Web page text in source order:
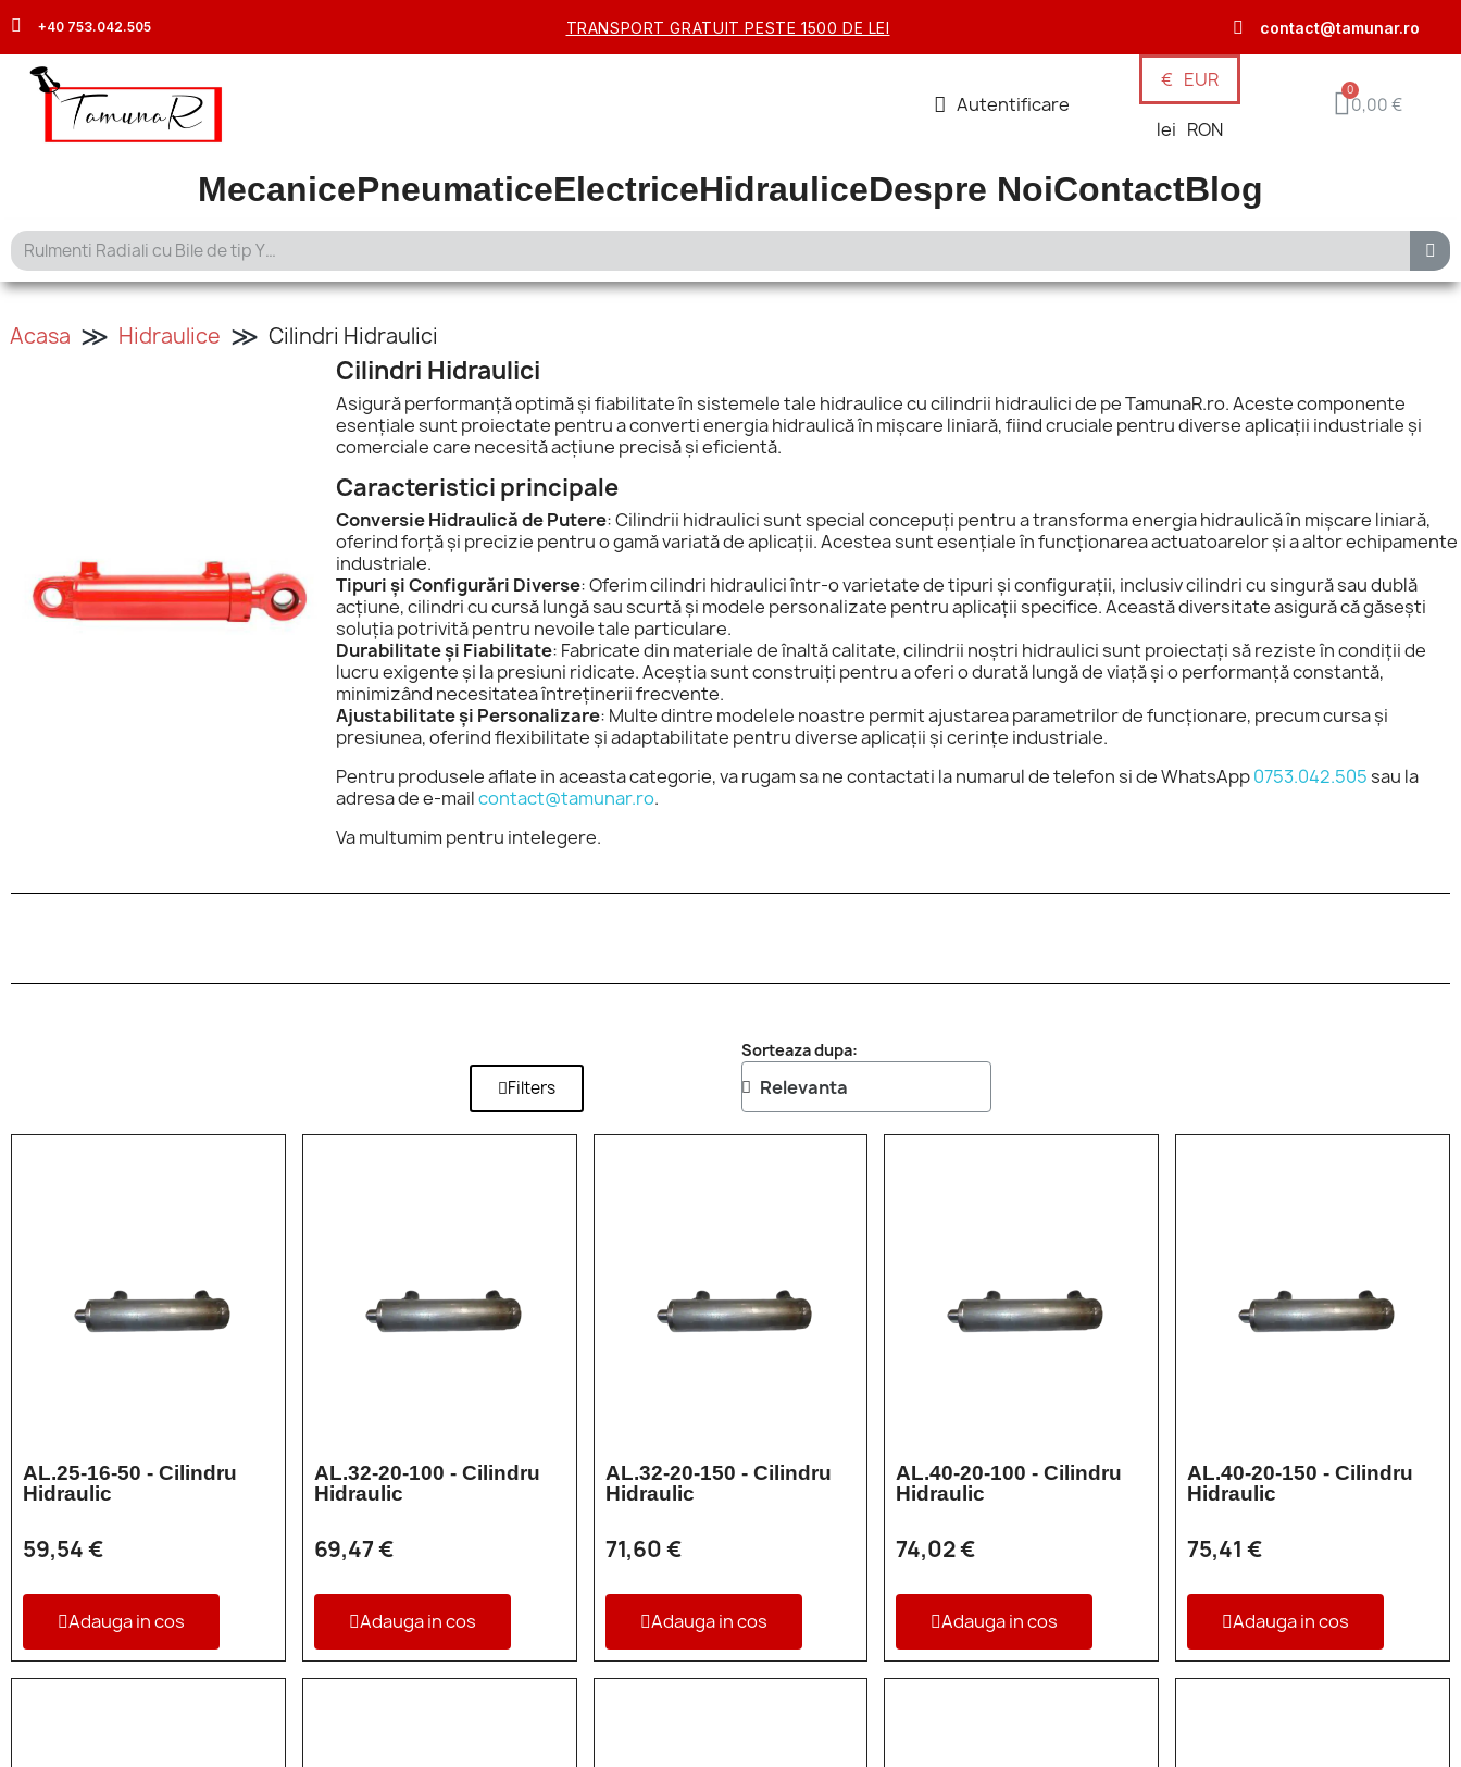
+40 753.042.505 TRANSPORT GRATUIT PESTE 1500 DE LEI contact@tamunar.ro
Autentificare
€ EUR
lei RON
0,00 €
MecanicePneumaticeElectriceHidrauliceDespre NoiContactBlog
Acasa Hidraulice Cilindri Hidraulici
Cilindri Hidraulici
Asigură performanță optimă și fiabilitate în sistemele tale hidraulice cu cilindrii hidraulici de pe TamunaR.ro. Aceste componente
esențiale sunt proiectate pentru a converti energia hidraulică în mișcare liniară, fiind cruciale pentru diverse aplicații industriale și
comerciale care necesită acțiune precisă și eficientă.
Caracteristici principale
Conversie Hidraulică de Putere: Cilindrii hidraulici sunt special concepuți pentru a transforma energia hidraulică în mișcare liniară,
oferind forță și precizie pentru o gamă variată de aplicații. Acestea sunt esențiale în funcționarea actuatoarelor și a altor echipamente
industriale.
Tipuri și Configurări Diverse: Oferim cilindri hidraulici într-o varietate de tipuri și configurații, inclusiv cilindri cu singură sau dublă
acțiune, cilindri cu cursă lungă sau scurtă și modele personalizate pentru aplicații specifice. Această diversitate asigură că găsești
soluția potrivită pentru nevoile tale particulare.
Durabilitate și Fiabilitate: Fabricate din materiale de înaltă calitate, cilindrii noștri hidraulici sunt proiectați să reziste în condiții de
lucru exigente și la presiuni ridicate. Aceștia sunt construiți pentru a oferi o durată lungă de viață și o performanță constantă,
minimizând necesitatea întreținerii frecvente.
Ajustabilitate și Personalizare: Multe dintre modelele noastre permit ajustarea parametrilor de funcționare, precum cursa și
presiunea, oferind flexibilitate și adaptabilitate pentru diverse aplicații și cerințe industriale.
Pentru produsele aflate in aceasta categorie, va rugam sa ne contactati la numarul de telefon si de WhatsApp0753.042.505sau la
adresa de e-mailcontact@tamunar.ro.
Va multumim pentru intelegere.
Filters
Sorteaza dupa:
AL.25-16-50 - Cilindru
Hidraulic
59,54 €
Adauga in cos
AL.32-20-100 - Cilindru
Hidraulic
69,47 €
Adauga in cos
AL.32-20-150 - Cilindru
Hidraulic
71,60 €
Adauga in cos
AL.40-20-100 - Cilindru
Hidraulic
74,02 €
Adauga in cos
AL.40-20-150 - Cilindru
Hidraulic
75,41 €
Adauga in cos